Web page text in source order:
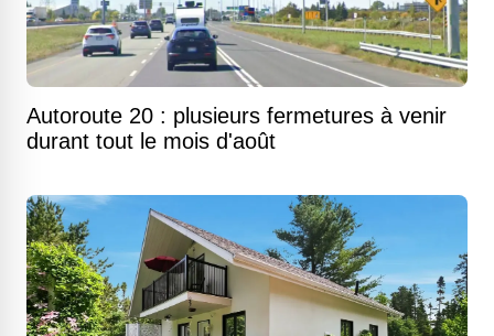
Autoroute 20 : plusieurs fermetures à venir
durant tout le mois d'août